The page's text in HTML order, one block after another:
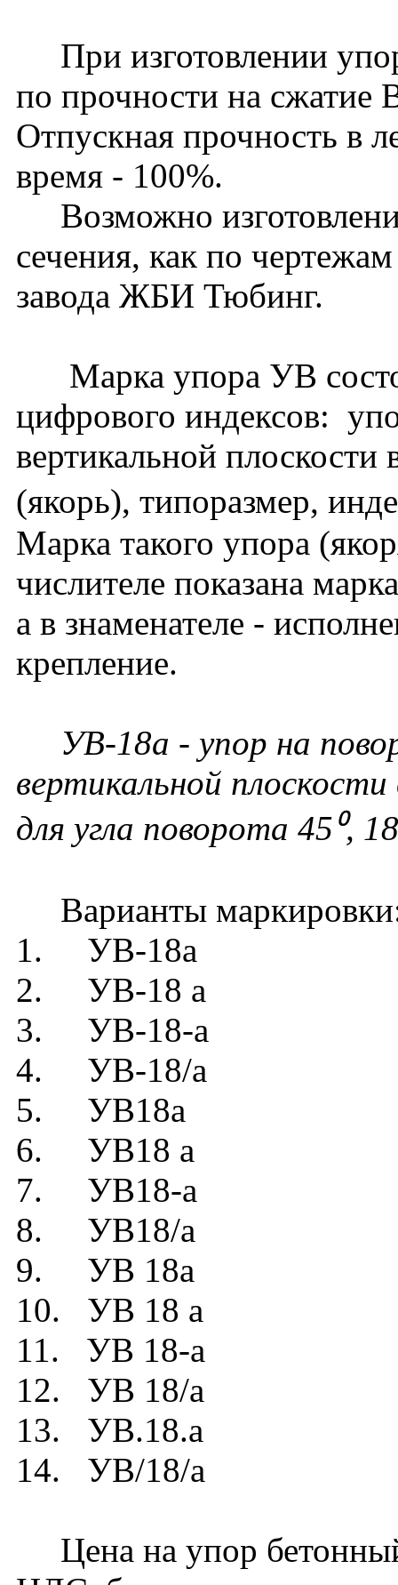
При изготовлении
по прочности на сжатие
Отпускная прочность в
время - 100%.
Возможно
сечения, как по
завода ЖБИ Тюбинг.
Марка упора УВ
цифрового индексов:
вертикальной
(якорь), типоразмер,
Марка такого упора
числителе показана
а в знаменателе -
крепление.
УВ-18а - упор на
вертикальной
для угла поворота 45⁰,
Варианты
1. УВ-18а
2. УВ-18 а
3. УВ-18-а
4. УВ-18/а
5. УВ18а
6. УВ18 а
7. УВ18-а
8. УВ18/а
9. УВ 18а
10. УВ 18 а
11. УВ 18-а
12. УВ 18/а
13. УВ.18.а
14. УВ/18/а
Цена на упор